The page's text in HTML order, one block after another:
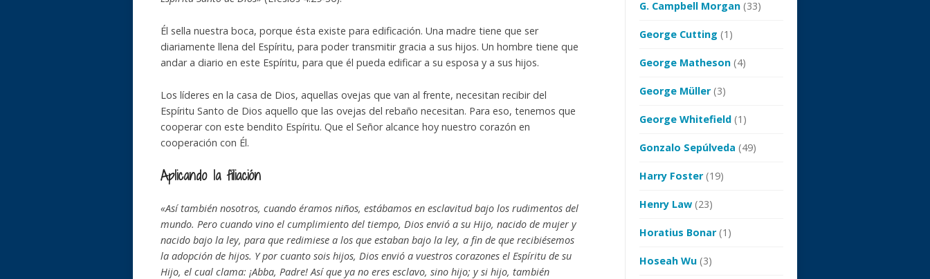
Él sella nuestra boca, porque ésta existe para edificación. Una madre tiene que ser
diariamente llena del Espíritu, para poder transmitir gracia a sus hijos. Un hombre tiene que
andar a diario en este Espíritu, para que él pueda edificar a su esposa y a sus hijos.
Los líderes en la casa de Dios, aquellas ovejas que van al frente, necesitan recibir del
Espíritu Santo de Dios aquello que las ovejas del rebaño necesitan. Para eso, tenemos que
cooperar con este bendito Espíritu. Que el Señor alcance hoy nuestro corazón en
cooperación con Él.
Aplicando la filiación
«Así también nosotros, cuando éramos niños, estábamos en esclavitud bajo los rudimentos del
mundo. Pero cuando vino el cumplimiento del tiempo, Dios envió a su Hijo, nacido de mujer y
nacido bajo la ley, para que redimiese a los que estaban bajo la ley, a fin de que recibiésemos
la adopción de hijos. Y por cuanto sois hijos, Dios envió a vuestros corazones el Espíritu de su
Hijo, el cual clama: ¡Abba, Padre! Así que ya no eres esclavo, sino hijo; y si hijo, también
G. Campbell Morgan (33)
George Cutting (1)
George Matheson (4)
George Müller(3)
George Whitefield (1)
Gonzalo Sepúlveda (49)
Harry Foster(19)
Henry Law (23)
Horatius Bonar(1)
Hoseah Wu (3)